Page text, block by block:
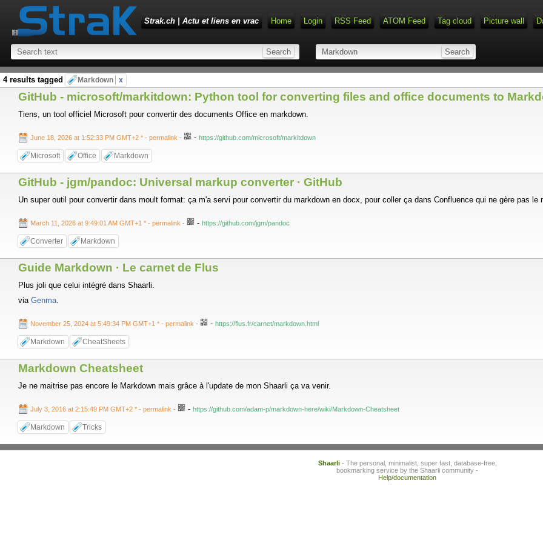
Strak.ch | Actu et liens en vrac
Home Login RSS Feed ATOM Feed Tag cloud Picture wall
4 results tagged Markdown x
GitHub - microsoft/markitdown: Python tool for converting files and office documents to
Tiens, un tool officiel Microsoft pour convertir des documents Office en markdown.
June 18, 2026 at 1:52:33 PM GMT+2 * - permalink - - https://github.com/microsoft/markitdown
Microsoft Office Markdown
GitHub - jgm/pandoc: Universal markup converter · GitHub
Un super outil pour convertir dans moult format: ça m'a servi pour convertir du markdown en docx, pour coller ça dans Confluence qui ne gère pas le
March 11, 2026 at 9:49:01 AM GMT+1 * - permalink - - https://github.com/jgm/pandoc
Converter Markdown
Guide Markdown · Le carnet de Flus
Plus joli que celui intégré dans Shaarli.
via Genma.
November 25, 2024 at 5:49:34 PM GMT+1 * - permalink - - https://flus.fr/carnet/markdown.html
Markdown CheatSheets
Markdown Cheatsheet
Je ne maitrise pas encore le Markdown mais grâce à l'update de mon Shaarli ça va venir.
July 3, 2016 at 2:15:49 PM GMT+2 * - permalink - - https://github.com/adam-p/markdown-here/wiki/Markdown-Cheatsheet
Markdown Tricks
Shaarli- The personal, minimalist, super fast, database-free,
bookmarking service by the Shaarli community -
Help/documentation